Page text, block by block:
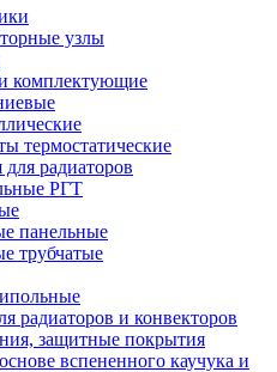
узлы
комплектующие
термостатические
радиаторов
РГТ
панельные
трубчатые
радиаторов и конвекторов
защитные покрытия
вспененного каучука и